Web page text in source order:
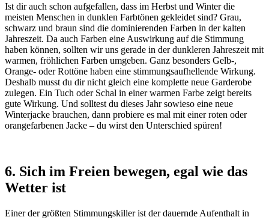
Ist dir auch schon aufgefallen, dass im Herbst und Winter die
meisten Menschen in dunklen Farbtönen gekleidet sind? Grau,
schwarz und braun sind die dominierenden Farben in der kalten
Jahreszeit. Da auch Farben eine Auswirkung auf die Stimmung
haben können, sollten wir uns gerade in der dunkleren Jahreszeit mit
warmen, fröhlichen Farben umgeben. Ganz besonders Gelb-,
Orange- oder Rottöne haben eine stimmungsaufhellende Wirkung.
Deshalb musst du dir nicht gleich eine komplette neue Garderobe
zulegen. Ein Tuch oder Schal in einer warmen Farbe zeigt bereits
gute Wirkung. Und solltest du dieses Jahr sowieso eine neue
Winterjacke brauchen, dann probiere es mal mit einer roten oder
orangefarbenen Jacke – du wirst den Unterschied spüren!
6. Sich im Freien bewegen, egal wie das
Wetter ist
Einer der größten Stimmungskiller ist der dauernde Aufenthalt in